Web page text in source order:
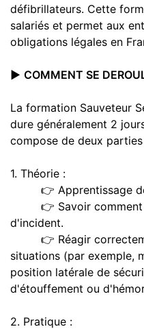
défibrillateurs. Cette
salariés et permet aux
obligations légales en Fra
▶️ COMMENT SE
La formation Sauveteur
dure généralement 2
compose de deux
1. Théorie :
👉 Apprentissage
👉 Savoir comment
d'incident.
👉 Réagir
situations (par exemple,
position latérale de
d'étouffement ou
2. Pratique :